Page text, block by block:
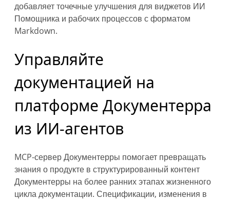
добавляет точечные улучшения для виджетов ИИ
Помощника и рабочих процессов с форматом
Markdown.
Управляйте
документацией на
платформе Документерра
из ИИ-агентов
MCP-сервер Документерры помогает превращать
знания о продукте в структурированный контент
Документерры на более ранних этапах жизненного
цикла документации. Спецификации, изменения в